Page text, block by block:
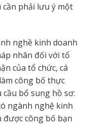
phải lưu ý một
nghề kinh doanh
nhân đối với tổ
của tổ chức, cá
công bố thực
bổ sung hồ sơ:
ngành nghệ kinh
được công bố bạn